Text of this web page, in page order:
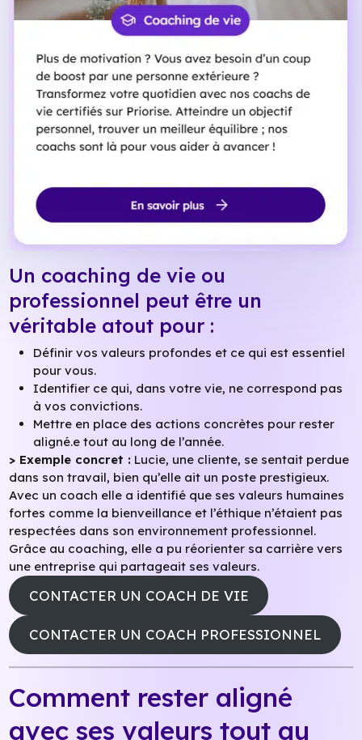
Un coaching de vie ou
professionnel peut être un
véritable atout pour :
Définir vos valeurs profondes et ce qui est essentiel
pour vous.
Identifier ce qui, dans votre vie, ne correspond pas
à vos convictions.
Mettre en place des actions concrètes pour rester
aligné.e tout au long de l’année.
> Exemple concret : Lucie, une cliente, se sentait perdue
dans son travail, bien qu’elle ait un poste prestigieux.
Avec un coach elle a identifié que ses valeurs humaines
fortes comme la bienveillance et l’éthique n’étaient pas
respectées dans son environnement professionnel.
Grâce au coaching, elle a pu réorienter sa carrière vers
une entreprise qui partageait ses valeurs.
CONTACTER UN COACH DE VIE
CONTACTER UN COACH PROFESSIONNEL
Comment rester aligné
avec ses valeurs tout au